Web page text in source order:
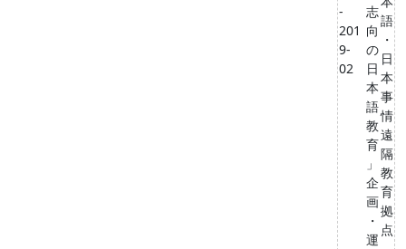
-
201
9-
02
志
向
の
日
本
語
教
育
」
企
画
・
運
語
・
⽇
本
事
情
遠
隔
教
育
拠
点